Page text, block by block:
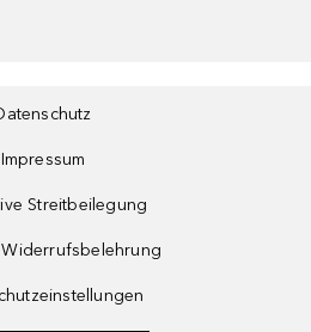
Impressum
Streitbeilegung